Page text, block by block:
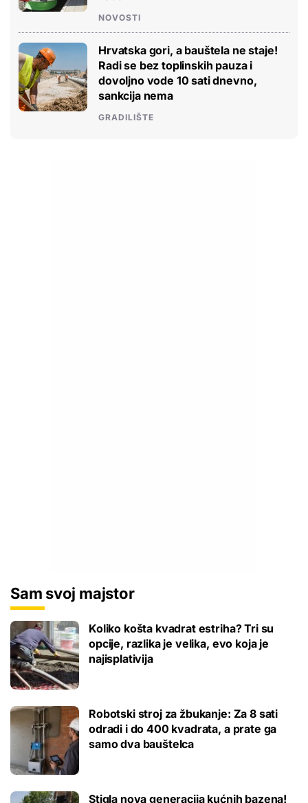
NOVOSTI
Hrvatska gori, a bauštela ne staje!
Radi se bez toplinskih pauza i
dovoljno vode 10 sati dnevno,
sankcija nema
GRADILIŠTE
Sam svoj majstor
Koliko košta kvadrat estriha? Tri su
opcije, razlika je velika, evo koja je
najisplativija
Robotski stroj za žbukanje: Za 8 sati
odradi i do 400 kvadrata, a prate ga
samo dva bauštelca
Stigla nova generacija kućnih bazena!